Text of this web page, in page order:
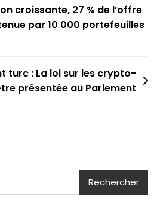
croissante, 27 % de l’offre
par 10 000 portefeuilles
turc : La loi sur les crypto-
présentée au Parlement
Rechercher